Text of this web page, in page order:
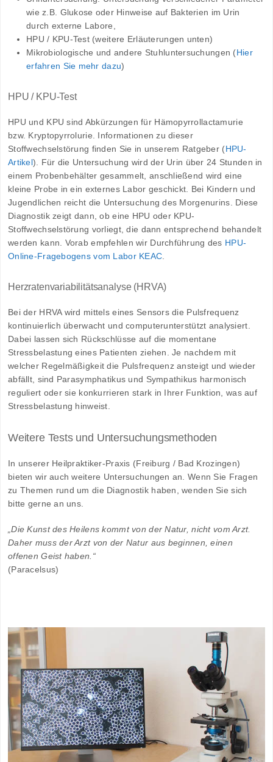
wie z.B. Glukose oder Hinweise auf Bakterien im Urin
durch externe Labore,
HPU / KPU-Test (weitere Erläuterungen unten)
Mikrobiologische und andere Stuhluntersuchungen (Hier
erfahren Sie mehr dazu)
HPU / KPU-Test
HPU und KPU sind Abkürzungen für Hämopyrrollactamurie
bzw. Kryptopyrrolurie. Informationen zu dieser
Stoffwechselstörung finden Sie in unserem Ratgeber (HPU-
Artikel). Für die Untersuchung wird der Urin über 24 Stunden in
einem Probenbehälter gesammelt, anschließend wird eine
kleine Probe in ein externes Labor geschickt. Bei Kindern und
Jugendlichen reicht die Untersuchung des Morgenurins. Diese
Diagnostik zeigt dann, ob eine HPU oder KPU-
Stoffwechselstörung vorliegt, die dann entsprechend behandelt
werden kann. Vorab empfehlen wir Durchführung des HPU-
Online-Fragebogens vom Labor KEAC
Herzratenvariabilitätsanalyse (HRVA)
Bei der HRVA wird mittels eines Sensors die Pulsfrequenz
kontinuierlich überwacht und computerunterstützt analysiert.
Dabei lassen sich Rückschlüsse auf die momentane
Stressbelastung eines Patienten ziehen. Je nachdem mit
welcher Regelmäßigkeit die Pulsfrequenz ansteigt und wieder
abfällt, sind Parasymphatikus und Sympathikus harmonisch
reguliert oder sie konkurrieren stark in Ihrer Funktion, was auf
Stressbelastung hinweist.
Weitere Tests und Untersuchungsmethoden
In unserer Heilpraktiker-Praxis (Freiburg / Bad Krozingen)
bieten wir auch weitere Untersuchungen an. Wenn Sie Fragen
zu Themen rund um die Diagnostik haben, wenden Sie sich
bitte gerne an uns.
„Die Kunst des Heilens kommt von der Natur, nicht vom Arzt.
Daher muss der Arzt von der Natur aus beginnen, einen
offenen Geist haben.“
(Paracelsus)